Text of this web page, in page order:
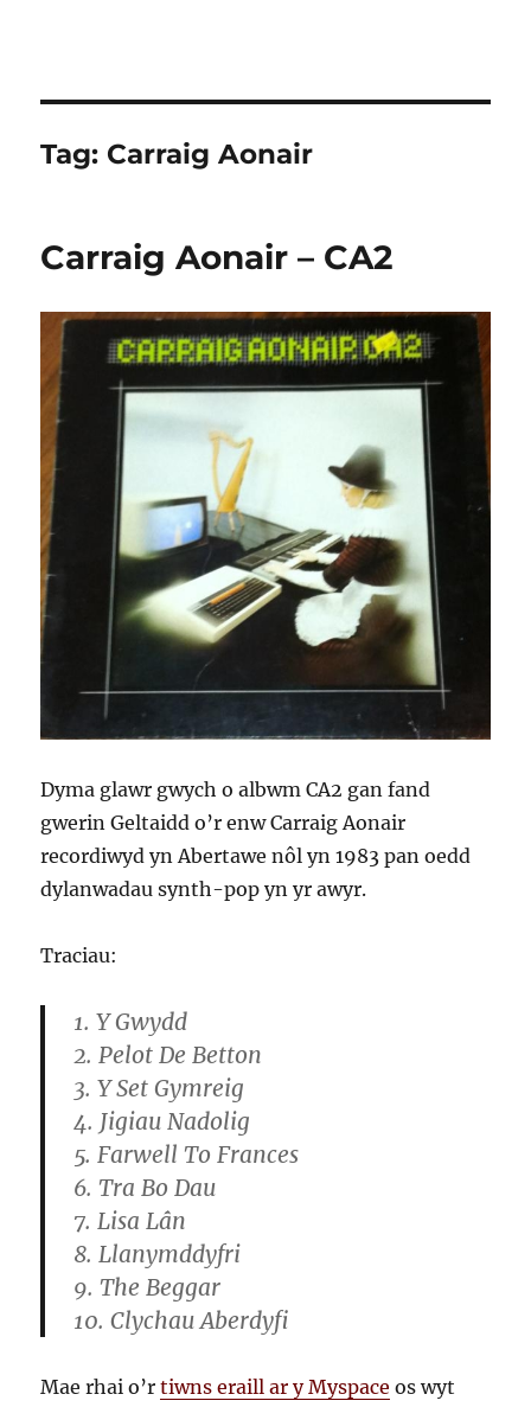
Tag: Carraig Aonair
Carraig Aonair – CA2
Dyma glawr gwych o albwm CA2 gan fand
gwerin Geltaidd o’r enw Carraig Aonair
recordiwyd yn Abertawe nôl yn 1983 pan oedd
dylanwadau synth-pop yn yr awyr.
Traciau:
1. Y Gwydd
2. Pelot De Betton
3. Y Set Gymreig
4. Jigiau Nadolig
5. Farwell To Frances
6. Tra Bo Dau
7. Lisa Lân
8. Llanymddyfri
9. The Beggar
10. Clychau Aberdyfi
Mae rhai o’rtiwns eraill ar y Myspace os wyt